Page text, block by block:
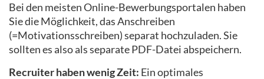
Bei den meisten Online-Bewerbungsportalen haben
Sie die Möglichkeit, das Anschreiben
(=Motivationsschreiben) separat hochzuladen. Sie
sollten es also als separate PDF-Datei abspeichern.
Recruiter haben wenig Zeit: Ein optimales